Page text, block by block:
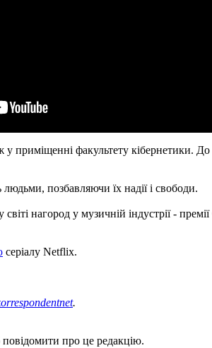
факультету кібернетики.
позбавляючи їх надії і свободи.
нагород у музичній індустрії -
серіалу Netflix.
.
про це редакцію.